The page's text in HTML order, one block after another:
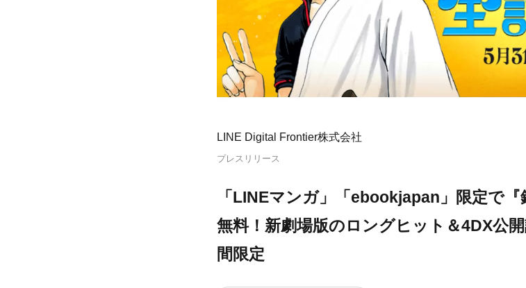
LINE Digital Frontier株式会社
プレスリリース
「LINEマンガ」「ebookjapan」限定で
無料！新劇場版のロングヒット＆4DX公
間限定